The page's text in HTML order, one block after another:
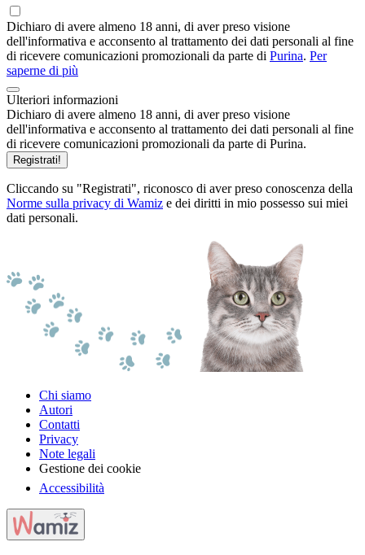
Dichiaro di avere almeno 18 anni, di aver preso visione
dell'informativa e acconsento al trattamento dei dati personali al fine
di ricevere comunicazioni promozionali da parte di Purina. Per
saperne di più
Ulteriori informazioni
Dichiaro di avere almeno 18 anni, di aver preso visione
dell'informativa e acconsento al trattamento dei dati personali al fine
di ricevere comunicazioni promozionali da parte di Purina.
Registrati!
Cliccando su "Registrati", riconosco di aver preso conoscenza della
Norme sulla privacy di Wamiz e dei diritti in mio possesso sui miei
dati personali.
Chi siamo
Autori
Contatti
Privacy
Note legali
Gestione dei cookie
Accessibilità